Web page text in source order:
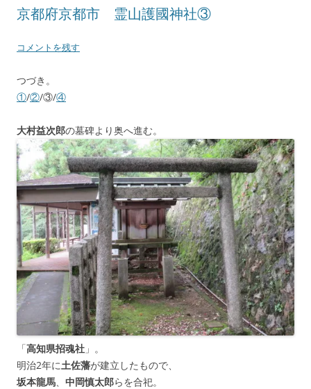
京都府京都市 霊山護國神社③
コメントを残す
つづき。
①/②/③/④
大村益次郎の墓碑より奥へ進む。
「高知県招魂社 」。
明治2年に土佐藩が建立したもので、
坂本龍馬、 中岡慎太郎らを合祀。